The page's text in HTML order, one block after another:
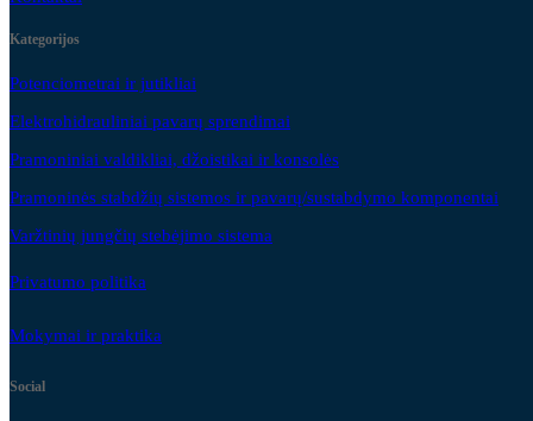
Kategorijos
Potenciometrai ir jutikliai
Elektrohidrauliniai pavarų sprendimai
Pramoniniai valdikliai, džoistikai ir konsolės
Pramoninės stabdžių sistemos ir pavarų/sustabdymo komponentai
Varžtinių jungčių stebėjimo sistema
Privatumo politika
Mokymai ir praktika
Social